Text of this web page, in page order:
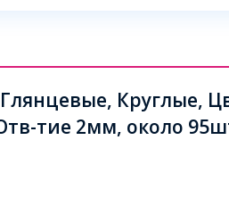
Круглые,
тие 2мм, около